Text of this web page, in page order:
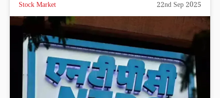
Stock Market 22nd Sep 2025